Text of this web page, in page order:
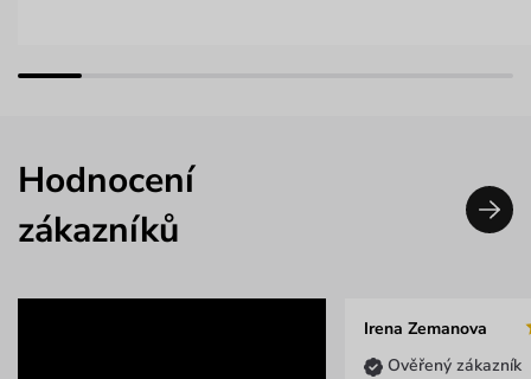
Hodnocení
zákazníků
Irena Zemanova
Ověřený zákazník